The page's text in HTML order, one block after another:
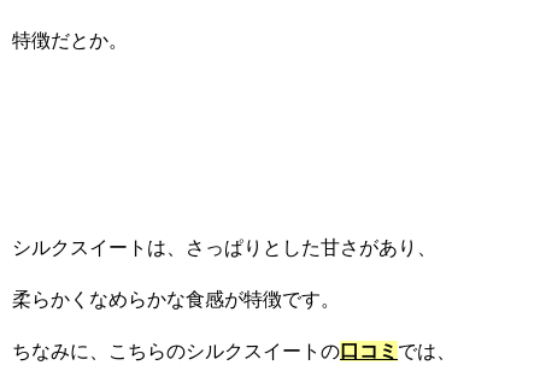
特徴だとか。
シルクスイートは、さっぱりとした甘さがあり、
柔らかくなめらかな食感が特徴です。
ちなみに、こちらのシルクスイートの口コミ では、